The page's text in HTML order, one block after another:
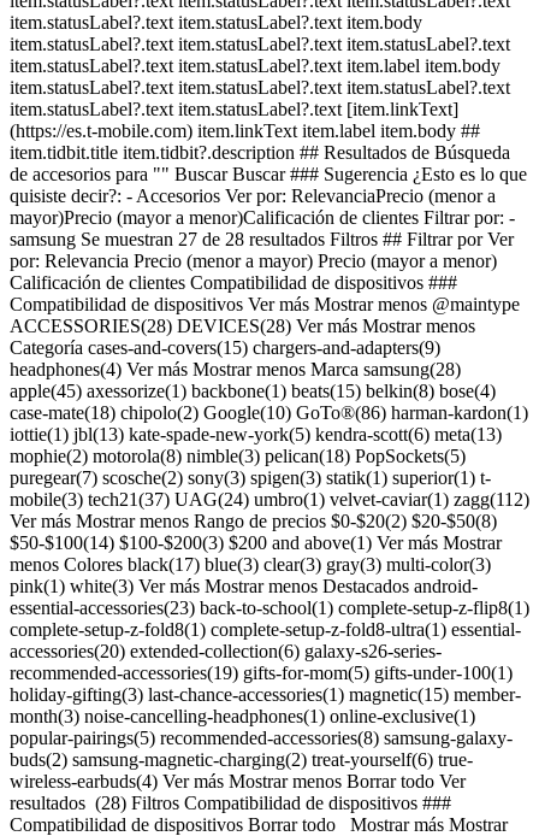
item.statusLabel?.text item.statusLabel?.text item.body
item.statusLabel?.text item.statusLabel?.text item.statusLabel?.text
item.statusLabel?.text item.statusLabel?.text item.label item.body
item.statusLabel?.text item.statusLabel?.text item.statusLabel?.text
item.statusLabel?.text item.statusLabel?.text [item.linkText]
(https://es.t-mobile.com) item.linkText item.label item.body ##
item.tidbit.title item.tidbit?.description ## Resultados de Búsqueda
de accesorios para "" Buscar Buscar ### Sugerencia ¿Esto es lo que
quisiste decir?: - Accesorios Ver por: RelevanciaPrecio (menor a
mayor)Precio (mayor a menor)Calificación de clientes Filtrar por: -
samsung Se muestran 27 de 28 resultados Filtros ## Filtrar por Ver
por: Relevancia Precio (menor a mayor) Precio (mayor a menor)
Calificación de clientes Compatibilidad de dispositivos ###
Compatibilidad de dispositivos Ver más Mostrar menos @maintype
ACCESSORIES(28) DEVICES(28) Ver más Mostrar menos
Categoría cases-and-covers(15) chargers-and-adapters(9)
headphones(4) Ver más Mostrar menos Marca samsung(28)
apple(45) axessorize(1) backbone(1) beats(15) belkin(8) bose(4)
case-mate(18) chipolo(2) Google(10) GoTo®(86) harman-kardon(1)
iottie(1) jbl(13) kate-spade-new-york(5) kendra-scott(6) meta(13)
mophie(2) motorola(8) nimble(3) pelican(18) PopSockets(5)
puregear(7) scosche(2) sony(3) spigen(3) statik(1) superior(1) t-
mobile(3) tech21(37) UAG(24) umbro(1) velvet-caviar(1) zagg(112)
Ver más Mostrar menos Rango de precios $0-$20(2) $20-$50(8)
$50-$100(14) $100-$200(3) $200 and above(1) Ver más Mostrar
menos Colores black(17) blue(3) clear(3) gray(3) multi-color(3)
pink(1) white(3) Ver más Mostrar menos Destacados android-
essential-accessories(23) back-to-school(1) complete-setup-z-flip8(1)
complete-setup-z-fold8(1) complete-setup-z-fold8-ultra(1) essential-
accessories(20) extended-collection(6) galaxy-s26-series-
recommended-accessories(19) gifts-for-mom(5) gifts-under-100(1)
holiday-gifting(3) last-chance-accessories(1) magnetic(15) member-
month(3) noise-cancelling-headphones(1) online-exclusive(1)
popular-pairings(5) recommended-accessories(8) samsung-galaxy-
buds(2) samsung-magnetic-charging(2) treat-yourself(6) true-
wireless-earbuds(4) Ver más Mostrar menos Borrar todo Ver
resultados (28) Filtros Compatibilidad de dispositivos ###
Compatibilidad de dispositivos Borrar todo Mostrar más Mostrar menos @maintype ACCESSORIES (28) DEVICES (28) Mostrar más Mostrar menos Categoría Cases-and-covers (15) Chargers-and-adapters (9) Headphones (4) Mostrar más Mostrar menos Marca Samsung (28) Apple (45) Axessorize (1) Backbone (1) Beats (15) Belkin (8) Bose (4) Case-mate (18) Chipolo (2) Google (10) GoTo® (86) Harman-kardon (1) Iottie (1) Jbl (13) Kate-spade-new-york (5) Kendra-scott (6) Meta (13) Mophie (2) Motorola (8) Nimble (3) Pelican (18) PopSockets (5) Puregear (7) Scosche (2) Sony (3) Spigen (3) Statik (1) Superior (1) T-mobile (3) Tech21 (37) UAG (24) Umbro (1) Velvet-caviar (1) Zagg (112) Mostrar más Mostrar menos Rango de precios $0-$20 (2) $20-$50 (8) $50-$100 (14) $100-$200 (3) $200 and above (1) Mostrar más Mostrar menos Colores Black (17) Blue (3) Clear (3) Gray (3) Multi-color (3) Pink (1) White (3) Mostrar más Mostrar menos Destacados Android-essential-accessories (23) Back-to-school (1) Complete-setup-z-flip8 (1) Complete-setup-z-fold8 (1) Complete-setup-z-fold8-ultra (1) Essential-accessories (20) Extended-collection (6) Galaxy-s26-series-recommended-accessories (19) Gifts-for-mom (5) Gifts-under-100 (1) Holiday-gifting (3) Last-chance-accessories (1) Magnetic (15) Member-month (3) Noise-cancelling-headphones (1) Online-exclusive (1) Popular-pairings (5) Recommended-accessories (8) Samsung-galaxy-buds (2) Samsung-magnetic-charging (2) Treat-yourself (6) True-wireless-earbuds (4) Mostrar más Mostrar menos Cargando Cargando Cargando Cargando Cargando [Precio normal: Precio original$ Precio de oferta$ Precio total: $ \ Obtenlo antes de](https://es.t-mobile.com) [![samsung Adaptador de corriente de 60 W Samsung](https://cdn.tmobile.com/content/dam/t-mobile/en-p/accessories/198957234149/198957234149-thumbnail.png) \ samsung __Adaptador de corriente de 60 W Samsung__ \ ![black](https://cdn.tmobile.com/images/png/products/accessories/198957234149/198957234149-swatch.gif) \ Precio normal: Precio original$ Precio de oferta$ Precio total: $ \ Desde $4.59/mes por 12 meses Desde $4.59 al mes por 12 meses $0.00 de pago inicial + impuestos a pagar hoy Precio normal: Precio original$ Precio de oferta$ Precio total: $ Precio total: $54.99 \ Obtenlo antes de](https://es.t-mobile.com/accessory/samsung-60w-power-adapter?sku=198957234149) [![samsung Adaptador de corriente de 45 W Samsung](https://cdn.tmobile.com/content/dam/t-mobile/en-p/accessories/887276950990/887276950990-thumbnail.png) \ samsung __Adaptador de corriente de 45 W Samsung__ \ ![black](https://cdn.tmobile.com/images/png/products/accessories/887276950990/887276950990-swatch.gif) \ Precio normal: Precio original$ Precio de oferta$ Precio total: $ \ Desde $3.34/mes por 12 meses Desde $3.34 al mes por 12 meses $0.00 de pago inicial + impuestos a pagar hoy Precio normal: Precio original$ Precio de oferta$ Precio total: $ Precio total: $39.99 \ Obtenlo antes de](https://es.t-mobile.com/accessory/samsung-45w-power-adapter?sku=887276950990) [![samsung Funda magnética de silicona Samsung con anillo para Galaxy Z Flip8](https://cdn.tmobile.com/content/dam/t-mobile/en-p/accessories/198957325663/198957325663-thumbnail.png) \ samsung __Funda magnética de silicona Samsung con anillo para Galaxy Z Flip8__ \ ![pink](https://cdn.tmobile.com/images/png/products/accessories/198957325663/198957325663-swatch.gif)![multi-color](https://cdn.tmobile.com/images/png/products/accessories/198957325694/198957325694-swatch.gif) \ Precio normal: Precio original$ Precio de oferta$ Precio total: $ \ Desde $5.84/mes por 12 meses Desde $5.84 al mes por 12 meses $0.00 de pago inicial + impuestos a pagar hoy Precio normal: Precio original$ Precio de oferta$ Precio total: $ Precio total: $69.99 \ Obtenlo antes de](https://es.t-mobile.com/accessory/samsung-silicone-ring-magnet-case-for-samsung-galaxy-z-flip8?sku=198957325663) [![samsung Funda magnética de silicona Samsung para Samsung Galaxy S26+](https://cdn.tmobile.com/content/dam/t-mobile/en-p/accessories/198957269240/198957269240-thumbnail.png) \ samsung __Funda magnética de silicona Samsung para Samsung Galaxy S26+__ \ ![blue](https://cdn.tmobile.com/images/png/products/accessories/198957269264/198957269264-swatch.gif)![blue](https://cdn.tmobile.com/images/png/products/accessories/198957269240/198957269240-swatch.gif) \ Precio normal: Precio original$ Precio de oferta$ Precio total: $ \ Desde $4.59/mes por 12 meses Desde $4.59 al mes por 12 meses $0.00 de pago inicial + impuestos a pagar hoy Precio normal: Precio original$ Precio de oferta$ Precio total: $ Precio total: $54.99 \ Obtenlo antes de](https://es.t-mobile.com/accessory/samsung-silicone-magnet-case-for-samsung-galaxy-s26-plus?sku=198957269240) [![samsung Samsung Galaxy Buds4 Pro](https://cdn.tmobile.com/content/dam/t-mobile/en-p/accessories/198957273681/198957273681-thumbnail.png) \ samsung __Samsung Galaxy Buds4 Pro__ \ ![white](https://cdn.tmobile.com/images/png/products/accessories/198957273582/198957273582-swatch.gif)![black](https://cdn.tmobile.com/images/png/products/accessories/198957273681/198957273681-swatch.gif) \ Precio normal: Precio original$ Precio de oferta$ Precio total: $ \ Desde $20.84/mes por 12 meses Desde $20.84 al mes por 12 meses $0.00 de pago inicial + impuestos a pagar hoy Precio normal: Precio original$ Precio de oferta$ Precio total: $ Precio total: $249.99 \ Obtenlo antes de](https://es.t-mobile.com/accessory/samsung-galaxy-buds4-pro?sku=198957273681) [![samsung Samsung Galaxy Buds4](https://cdn.tmobile.com/content/dam/t-mobile/en-p/accessories/198957277115/198957277115-thumbnail.png) \ samsung __Samsung Galaxy Buds4__ \ ![white](https://cdn.tmobile.com/images/png/products/accessories/198957277115/198957277115-swatch.gif)![black](https://cdn.tmobile.com/images/png/products/accessories/198957277207/198957277207-swatch.gif) \ Precio normal: Precio original$ Precio de oferta$ Precio total: $ \ Desde $15.00/mes por 12 meses Desde $15.00 al mes por 12 meses $0.00 de pago inicial + impuestos a pagar hoy Precio normal: Precio original$ Precio de oferta$ Precio total: $ Precio total: $179.99 \ Obtenlo antes de](https://es.t-mobile.com/accessory/samsung-galaxy-buds4?sku=198957277115) [![samsung Cable USB-C a USB-C Samsung, 5 Amp, 1.8 m / 5.9 ft](https://cdn.tmobile.com/content/dam/t-mobile/en-p/accessories/TMOM78973/TMOM78973-thumbnail.png) \ samsung __Cable USB-C a USB-C Samsung, 5 Amp, 1.8 m / 5.9 ft__ \ ![black](https://cdn.tmobile.com/images/png/products/accessories/TMOM78973/TMOM78973-swatch.gif) \ Precio normal: Precio original$ Precio de oferta$ Precio total: $ \ Desde $2.09/mes por 12 meses Desde $2.09 al mes por 12 meses $0.00 de pago inicial + impuestos a pagar hoy Precio normal: Precio original$ Precio de oferta$ Precio total: $ Precio total: $24.99 \ Obtenlo antes de](https://es.t-mobile.com/accessory/samsung-usb-c-to-usb-c-cable-5-amp-1-8m-5-9ft?sku=TMOM78973) [![samsung Cable USB-C a USB-C Samsung, 3 Amp, 1 m / 3.3 ft](https://cdn.tmobile.com/content/dam/t-mobile/en-p/accessories/TMOM78980/TMOM78980-thumbnail.png) \ samsung __Cable USB-C a USB-C Samsung, 3 Amp, 1 m / 3.3 ft__ \ ![black](https://cdn.tmobile.com/images/png/products/accessories/TMOM78980/TMOM78980-swatch.gif) \ Precio normal: Precio original$ Precio de oferta$ Precio total: $ \ Desde $1.67/mes por 12 meses Desde $1.67 al mes por 12 meses $0.00 de pago inicial + impuestos a pagar hoy Precio normal: Precio original$ Precio de oferta$ Precio total: $ Precio total: $19.99 \ Obtenlo antes de](https://es.t-mobile.com/accessory/samsung-usb-c-to-usb-c-cable-3-amp-1m-3-3ft?sku=TMOM78980) [![samsung Funda magnética de silicona Samsung para Samsung Galaxy S26 Ultra](https://cdn.tmobile.com/content/dam/t-mobile/en-p/accessories/198957258985/198957258985-thumbnail.png) \ samsung __Funda magnética de silicona Samsung para Samsung Galaxy S26 Ultra__ \ ![blue](https://cdn.tmobile.com/images/png/products/accessories/198957258992/198957258992-swatch.gif)![blue](https://cdn.tmobile.com/images/png/products/accessories/198957258985/198957258985-swatch.gif) \ Precio normal: Precio original$ Precio de oferta$ Precio total: $ \ Desde $4.59/mes por 12 meses Desde $4.59 al mes por 12 meses $0.00 de pago inicial + impuestos a pagar hoy Precio normal: Precio original$ Precio de oferta$ Precio total: $ Precio total: $54.99 \ Obtenlo antes de](https://es.t-mobile.com/accessory/samsung-silicone-magnet-case-for-samsung-galaxy-s26-ultra?sku=198957258985) [![samsung Funda magnética delgada Samsung para Samsung Galaxy S26 Ultra+](https://cdn.tmobile.com/content/dam/t-mobile/en-p/accessories/198957266201/198957266201-thumbnail.png) \ samsung __Funda magnética delgada Samsung para Samsung Galaxy S26 Ultra+__ \ ![black](https://cdn.tmobile.com/images/png/products/accessories/198957266201/198957266201-swatch.gif) \ Precio normal: Precio original$ Precio de oferta$ Precio total: $ \ Desde $5.84/mes por 12 meses Desde $5.84 al mes por 12 meses $0.00 de pago inicial + impuestos a pagar hoy Precio normal: Precio original$ Precio de oferta$ Precio total: $ Precio total: $69.99 \ Obtenlo antes de](https://es.t-mobile.com/accessory/samsung-slim-magnet-case-for-samsung-galaxy-s26-plus?sku=198957266201) [![samsung Funda magnética de silicona Samsung para Samsung Galaxy S26](https://cdn.tmobile.com/content/dam/t-mobile/en-p/accessories/198957269318/198957269318-thumbnail.png) \ samsung __Funda magnética de silicona Samsung para Samsung Galaxy S26__ \ ![blue](https://cdn.tmobile.com/images/png/products/accessories/198957269332/198957269332-swatch.gif)![blue](https://cdn.tmobile.com/images/png/products/accessories/198957269318/198957269318-swatch.gif) \ Precio normal: